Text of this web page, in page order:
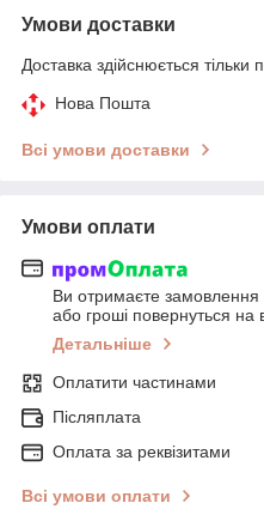
Умови доставки
Доставка здійснюється тільки
Нова Пошта
Всі умови доставки
Умови оплати
Ви отримаєте замовлення
або гроші повернуться на
Детальніше
Оплатити частинами
Післяплата
Оплата за реквізитами
Всі умови оплати